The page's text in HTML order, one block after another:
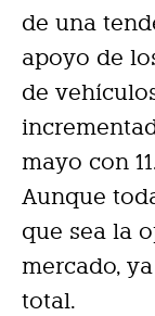
de una
apoyo de
de
mayo con
Aunque
que sea la
mercado,
total.